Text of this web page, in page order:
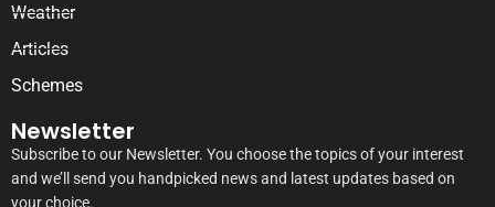
Weather
Articles
Schemes
Newsletter
Subscribe to our Newsletter. You choose the topics of your interest
and we’ll send you handpicked news and latest updates based on
your choice.